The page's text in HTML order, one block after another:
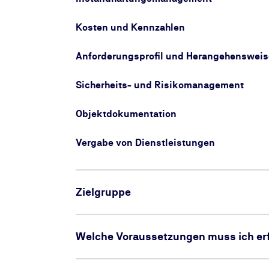
Kosten und Kennzahlen
Anforderungsprofil und
Sicherheits- und Risikomanagement
Objektdokumentation
Vergabe von Dienstleistungen
Zielgruppe
Welche Voraussetzungen muss ich